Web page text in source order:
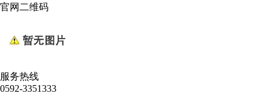
官网二维码
服务热线
0592-3351333